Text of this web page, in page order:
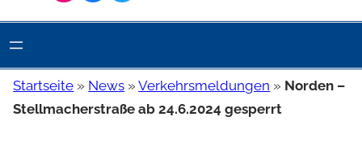
Startseite » News »Verkehrsmeldungen » Norden –
Stellmacherstraße ab 24.6.2024 gesperrt